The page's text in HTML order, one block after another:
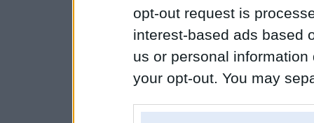
opt-out request is
interest-based ads based
us or personal
your opt-out. You may